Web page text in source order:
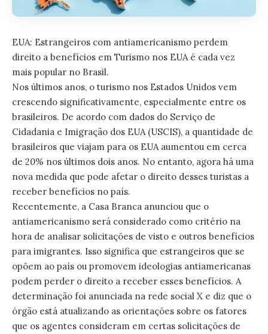
EUA: Estrangeiros com antiamericanismo perdem
direito a benefícios em Turismo nos EUA é cada vez
mais popular no Brasil.
Nos últimos anos, o turismo nos Estados Unidos vem
crescendo significativamente, especialmente entre os
brasileiros. De acordo com dados do Serviço de
Cidadania e Imigração dos EUA (USCIS), a quantidade de
brasileiros que viajam para os EUA aumentou em cerca
de 20% nos últimos dois anos. No entanto, agora há uma
nova medida que pode afetar o direito desses turistas a
receber benefícios no país.
Recentemente, a Casa Branca anunciou que o
antiamericanismo será considerado como critério na
hora de analisar solicitações de visto e outros benefícios
para imigrantes. Isso significa que estrangeiros que se
opõem ao país ou promovem ideologias antiamericanas
podem perder o direito a receber esses benefícios. A
determinação foi anunciada na rede social X e diz que o
órgão está atualizando as orientações sobre os fatores
que os agentes consideram em certas solicitações de